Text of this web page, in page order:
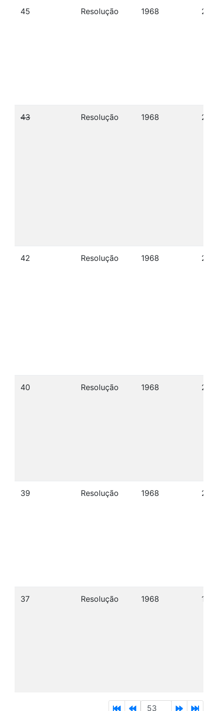
45 Resolução 1968 25/
43 Resolução 1968 27/
42 Resolução 1968 23/
40 Resolução 1968 23/
39 Resolução 1968 23/
37 Resolução 1968 17/